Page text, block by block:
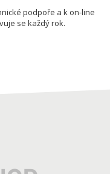
podpoře a k on-line
se každý rok.